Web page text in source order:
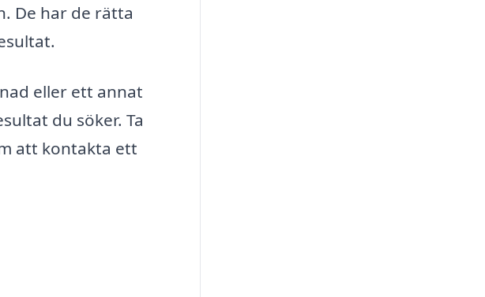
De har de rätta
eller ett annat
du söker. Ta
att kontakta ett